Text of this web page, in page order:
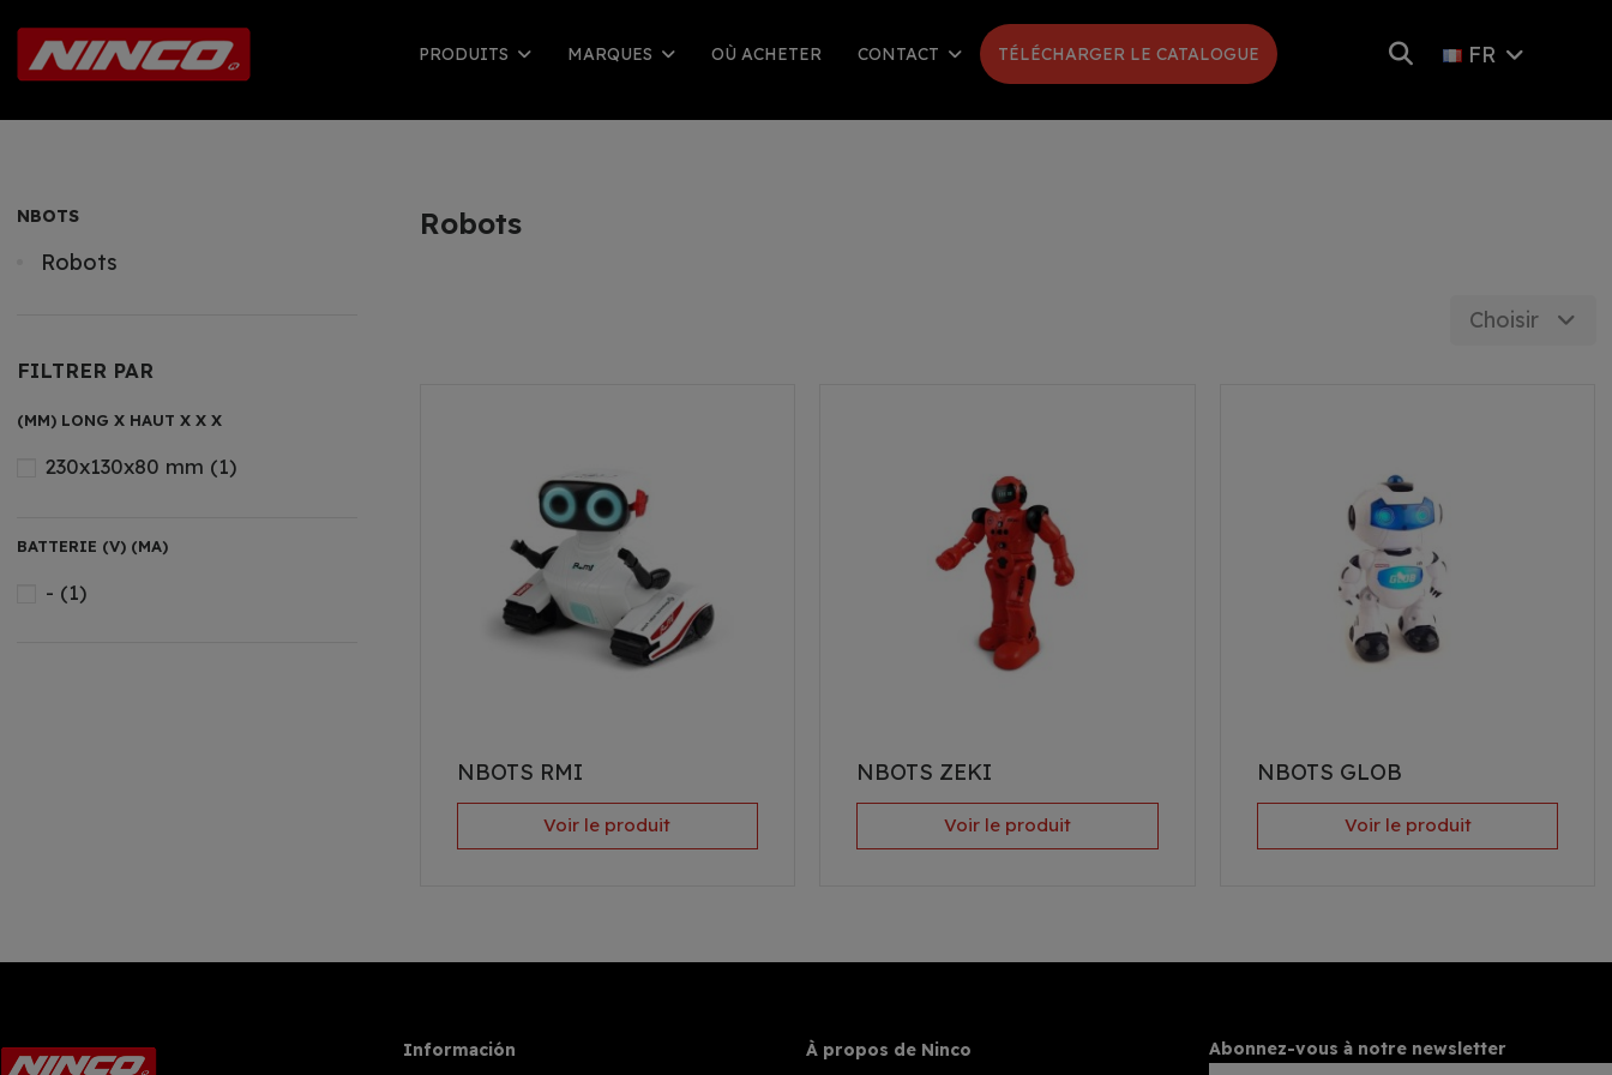
PRODUITS MARQUES OÙ ACHETER CONTACT TÉLÉCHARGER LE CATALOGUE FR
Robots
Choisir
NBOTS RMI
Voir le produit
NBOTS ZEKI
Voir le produit
NBOTS GLOB
Voir le produit
NBOTS
Robots
FILTRER PAR
(MM) LONG X HAUT X X X
230x130x80 mm (1)
BATTERIE (V) (MA)
- (1)
Información
À propos de Ninco
Abonnez-vous à notre newsletter